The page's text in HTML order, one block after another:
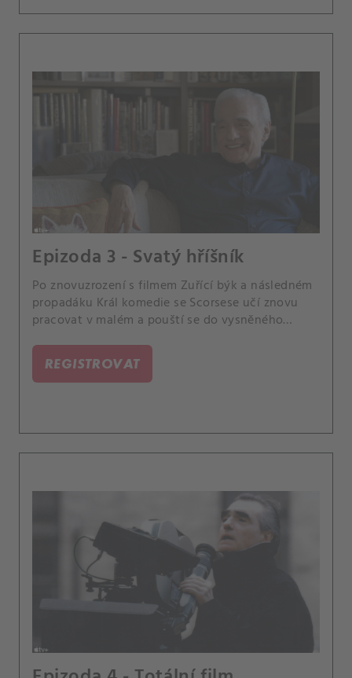
Epizoda 3 - Svatý hříšník
Po znovuzrození s filmem Zuřící býk a následném
propadáku Král komedie se Scorsese učí znovu
pracovat v malém a pouští se do vysněného
REGISTROVAT